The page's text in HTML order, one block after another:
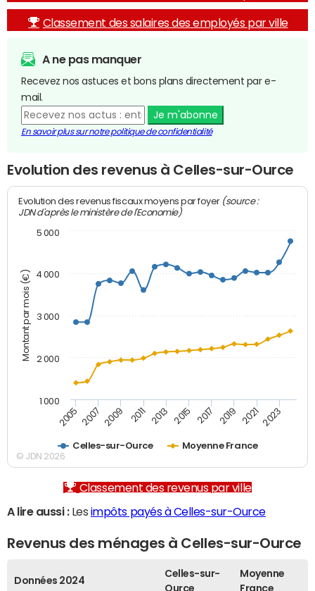
Classement des salaires des employés par ville
A ne pas manquer
Recevez nos astuces et bons plans directement par e-
mail.
Je m'abonne
En savoir plus sur notre politique de confidentialité
Evolution des revenus à Celles-sur-Ource
Montant par mois (€)
Evolution des revenus fiscaux moyens par foyer (source :
JDN d'après le ministère de l'Economie)
Celles-sur-Ource Moyenne France
2005 2007 2009 2011 2013 2015 2017 2019 2021 2023
1 000
2 000
3 000
4 000
5 000
© JDN 2026
Classement des revenus par ville
A lire aussi :Les impôts payés à Celles-sur-Ource
Revenus des ménages à Celles-sur-Ource
Données 2024
Celles-sur-
Ource
Moyenne
France